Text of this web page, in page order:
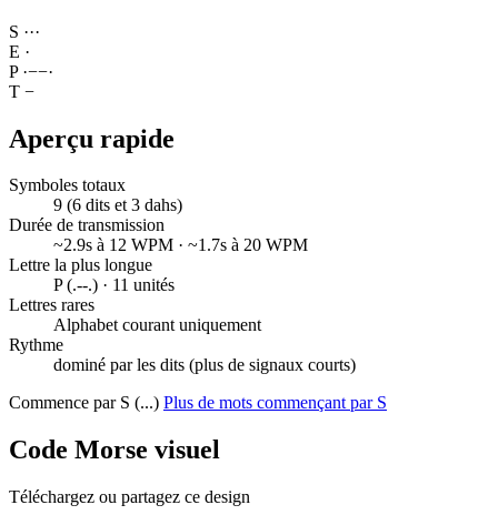
S ···
E ·
P ·−−·
T −
Aperçu rapide
Symboles totaux
9 (6 dits et 3 dahs)
Durée de transmission
~2.9s à 12 WPM · ~1.7s à 20 WPM
Lettre la plus longue
P (.--.) · 11 unités
Lettres rares
Alphabet courant uniquement
Rythme
dominé par les dits (plus de signaux courts)
Commence par S (...) Plus de mots commençant par S
Code Morse visuel
Téléchargez ou partagez ce design